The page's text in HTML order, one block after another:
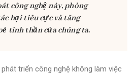
công nghệ này, phòng
hại tiêu cực và tăng
tinh thần của chúng ta.
triển công nghệ không làm việc